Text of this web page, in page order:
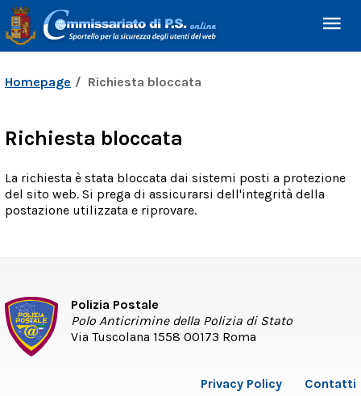
Homepage Richiesta bloccata
Richiesta bloccata
La richiesta è stata bloccata dai sistemi posti a protezione
del sito web. Si prega di assicurarsi dell'integrità della
postazione utilizzata e riprovare.
Polizia Postale
Polo Anticrimine della Polizia di Stato
Via Tuscolana 1558 00173 Roma
Privacy Policy Contatti